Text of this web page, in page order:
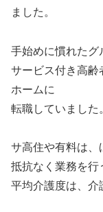
ました。
手始めに慣れたグ
サービス付き高齢
ホームに
転職していました
サ高住や有料は、
抵抗なく業務を行
平均介護度は、介